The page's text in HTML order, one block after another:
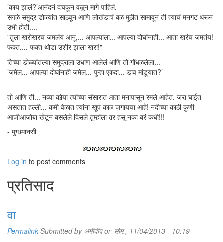
’काय झालं?’आनंदनं दचकून वळून मागे पाहिलं.
सगळे समुद्र डोळ्यांत साठवून आणि लोखंडाचं बळ मुठीत सामावून ती त्याचं मनगट धरून
उभी होती....
"तुला खरोखरच जमलंय आनू.... आपल्याला... आपल्या दोघांनाही... आता खरंच जमतंय!
फक्त.... फक्त थोडा उशीर झाला खरा!"
तिच्या डोळ्यांतल्या समुद्राला उधाण आलेलं आणि तो गोंधळलेला...
’जमेल... आपल्या दोघांनाही जमेल... पुन्हा एकदा... डाव मांडूयात?’
तो आणि ती... नव्या कोर्‍या त्यांच्या संसारात आता मनापासून रमले आहेत. जरा घाईत
असतात हल्ली... कमी वेळात त्यांना खूप काळ जगायचा आहे! नदीच्या काठी कुणी
आजीआजोबा खेटून बसलेले दिसले तुम्हांला तर हसू नका बरं कधी!!!
- मुग्धमानसी
Log in to post comments
प्रतिसाद
वा
Permalink Submitted by अमीदीपon सोम., 11/04/2013 - 10:19